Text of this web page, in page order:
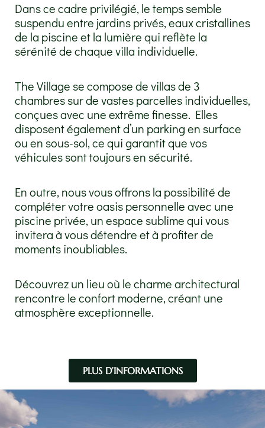
Dans ce cadre privilégié, le temps semble
suspendu entre jardins privés, eaux cristallines
de la piscine et la lumière qui reflète la
sérénité de chaque villa individuelle.
The Village se compose de villas de 3
chambres sur de vastes parcelles individuelles,
conçues avec une extrême finesse. Elles
disposent également d’un parking en surface
ou en sous-sol, ce qui garantit que vos
véhicules sont toujours en sécurité.
En outre, nous vous offrons la possibilité de
compléter votre oasis personnelle avec une
piscine privée, un espace sublime qui vous
invitera à vous détendre et à profiter de
moments inoubliables.
Découvrez un lieu où le charme architectural
rencontre le confort moderne, créant une
atmosphère exceptionnelle.
PLUS D’INFORMATIONS